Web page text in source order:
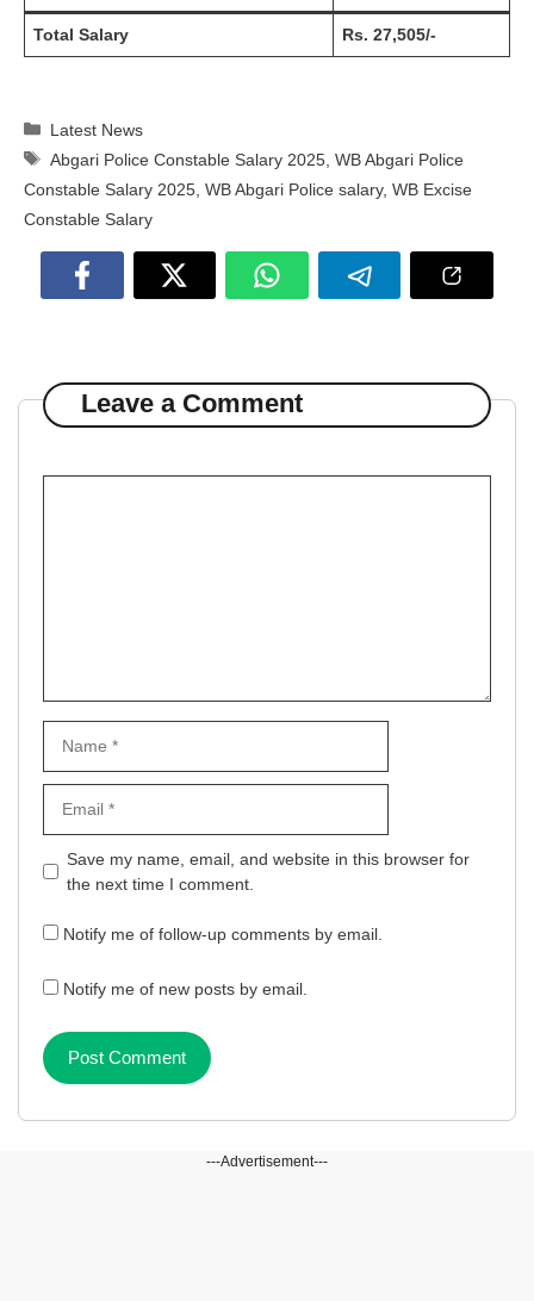
Total Salary Rs. 27,505/-
Categories
Latest News
Tags
Abgari Police Constable Salary 2025 ,WB Abgari Police
Constable Salary 2025 WB Abgari Police salary, WB Excise
Constable Salary
Leave a Comment
Website
Save my name, email, and website in this browser for
the next time I comment.
Notify me of follow-up comments by email.
Notify me of new posts by email.
---Advertisement---